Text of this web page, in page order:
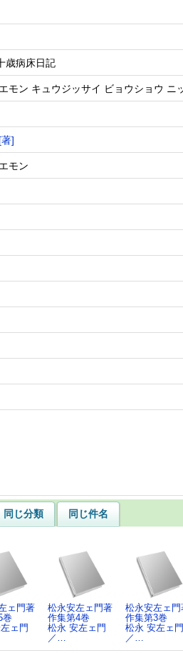
歳病床日記
モン キュウジッサイ ビョウショウ ニ
]
モン
同じ分類
同じ件名
ェ門著
巻
ェ門
松永安左ェ門著
作集第4巻
松永 安左ェ門
／…
松永安左ェ門
作集第3巻
松永 安左ェ門
／…